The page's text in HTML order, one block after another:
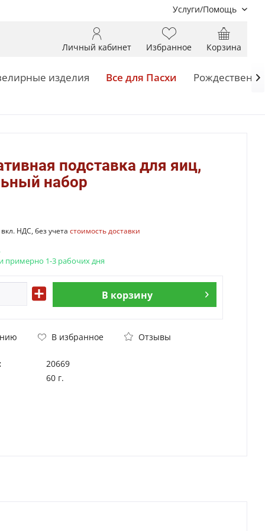
Услуги/Помощь
Корзина
Избранное
Личный кабинет
изделия Все для Пасхи 
подставка для яиц,
набор
НДС, без учета стоимость доставки
примерно 1-3 рабочих дня
В корзину
В избранное Отзывы
20669
60 г.